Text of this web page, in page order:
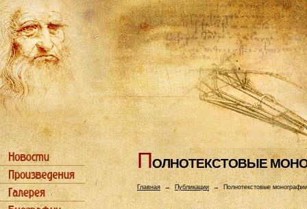
ПОЛHОТЕКСТОВЫЕ
Главная→ Публикации → Полнотекстовые монографии